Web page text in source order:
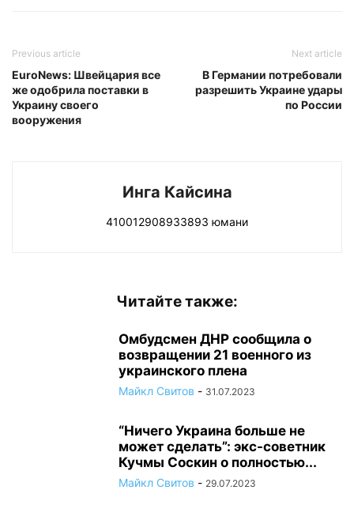
Previous article
EuroNews: Швейцария все
же одобрила поставки в
Украину своего
вооружения
Next article
В Германии потребовали
разрешить Украине удары
по России
Инга Кайсина
410012908933893 юмани
Читайте также:
Омбудсмен ДНР сообщила о
возвращении 21 военного из
украинского плена
Майкл Свитов - 31.07.2023
“Ничего Украина больше не
может сделать”: экс-советник
Кучмы Соскин о полностью...
Майкл Свитов - 29.07.2023